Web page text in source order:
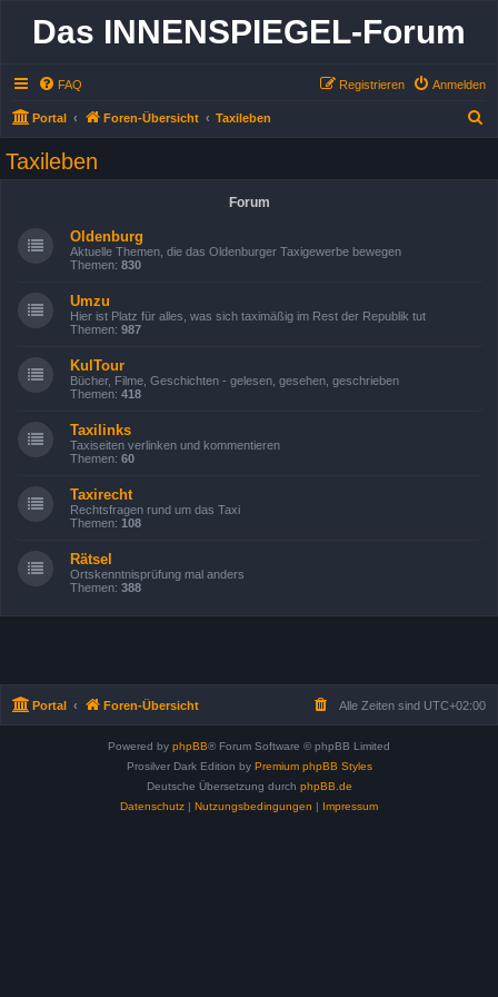
Das INNENSPIEGEL-Forum
FAQ Anmelden
Registrieren
Portal Foren-Übersicht Taxileben
Taxileben
Forum
Oldenburg
Aktuelle Themen, die das Oldenburger Taxigewerbe bewegen
Themen: 830
Umzu
Hier ist Platz für alles, was sich taximäßig im Rest der Republik tut
Themen: 987
KulTour
Bücher, Filme, Geschichten - gelesen, gesehen, geschrieben
Themen: 418
Taxilinks
Taxiseiten verlinken und kommentieren
Themen: 60
Taxirecht
Rechtsfragen rund um das Taxi
Themen: 108
Rätsel
Ortskenntnisprüfung mal anders
Themen: 388
Portal Foren-Übersicht Alle Zeiten sind UTC+02:00
Powered by phpBB® Forum Software © phpBB Limited
Prosilver Dark Edition by Premium phpBB Styles
Deutsche Übersetzung durch phpBB.de
Datenschutz | Nutzungsbedingungen | Impressum